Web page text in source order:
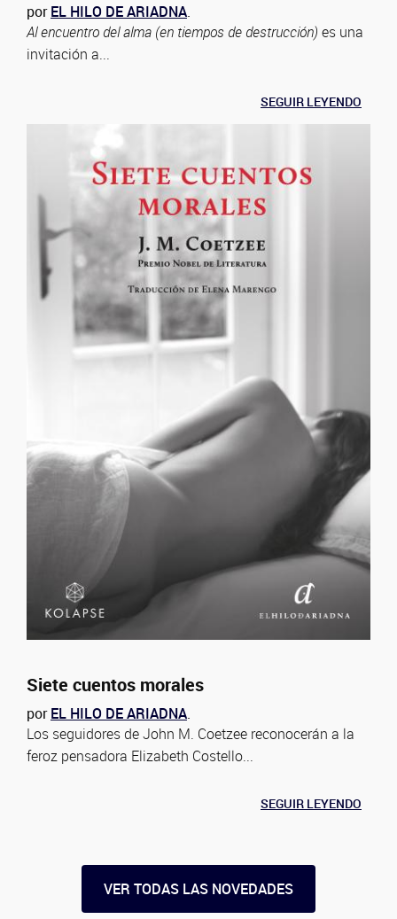
porEL HILO DE ARIADNA.
Al encuentro del alma (en tiempos de destrucción) es una
invitación a...
SEGUIR LEYENDO
Siete cuentos morales
porEL HILO DE ARIADNA.
Los seguidores de John M. Coetzee reconocerán a la
feroz pensadora Elizabeth Costello...
SEGUIR LEYENDO
VER TODAS LAS NOVEDADES